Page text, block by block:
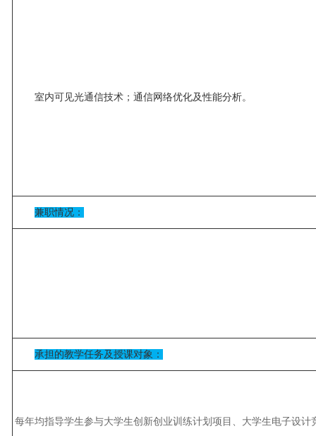
室内可见光通信技术；通信网络优化及性能分析。
兼职情况：
承担的教学任务及授课对象：
每年均指导学生参与大学生创新创业训练计划项目、大学生电子设计